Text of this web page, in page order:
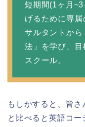
短期間(1ヶ月
げるために専
サルタントか
法」を学び、
スクール。
もしかすると、皆
と比べると英語コ